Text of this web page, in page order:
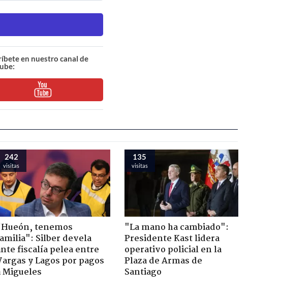
en nuestro canal de
242
visitas
tenemos
Silber devela
fiscalía pelea entre
y Lagos por pagos
Migueles
135
visitas
"La mano ha cambiado":
Presidente Kast lidera
operativo policial en la
Plaza de Armas de
Santiago